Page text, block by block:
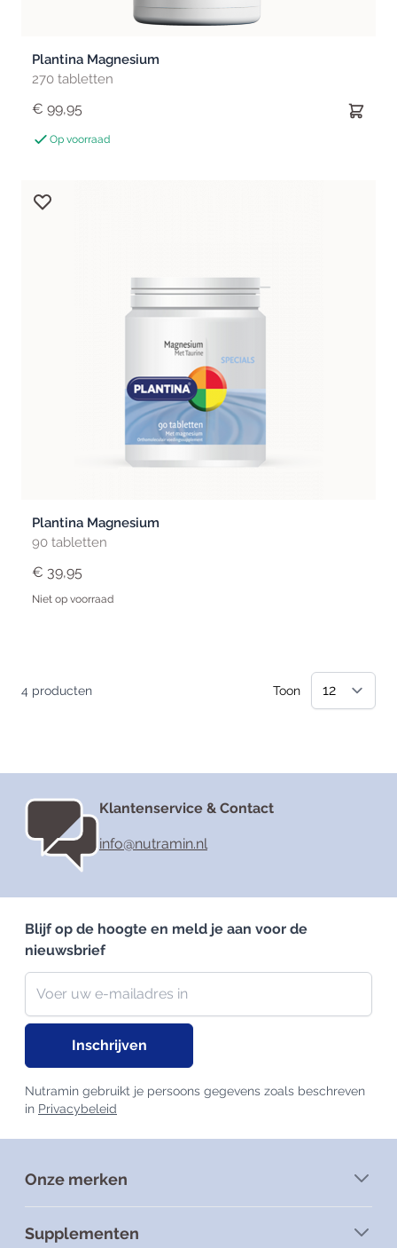
Plantina Magnesium
270 tabletten
€ 99,95
Op voorraad
Plantina Magnesium
90 tabletten
€ 39,95
Niet op voorraad
4 producten Toon
Klantenservice & Contact
info@nutramin.nl
Blijf op de hoogte en meld je aan voor de
nieuwsbrief
Nieuwsbrief
E-mailadres
Inschrijven
Nutramin gebruikt je persoons gegevens zoals beschreven
in Privacybeleid
Onze merken
Supplementen